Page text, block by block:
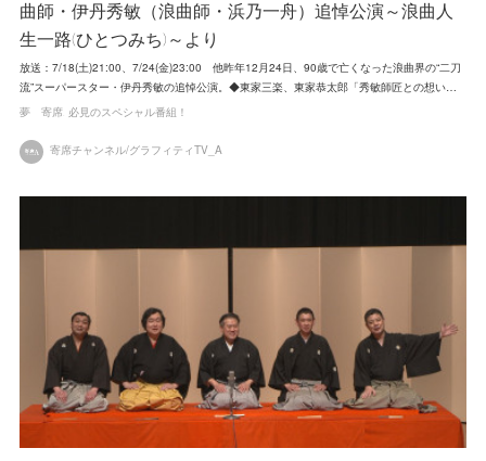
曲師・伊丹秀敏（浪曲師・浜乃一舟）追悼公演～浪曲人
生一路(ひとつみち)～より
放送：7/18(土)21:00、7/24(金)23:00 他昨年12月24日、90歳で亡くなった浪曲界の“二刀
流”スーパースター・伊丹秀敏の追悼公演。◆東家三楽、東家恭太郎「秀敏師匠との想い…
夢 寄席 必見のスペシャル番組！
寄席チャンネル/グラフィティTV_A